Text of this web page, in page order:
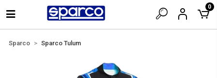
0
Sparco Sparco Tulum